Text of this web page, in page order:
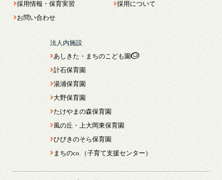
採用情報・保育実習
お問い合わせ
採用について
法人内施設
あしきた・まちのこども園
計石保育園
湯浦保育園
大野保育園
たけやまの森保育園
風の丘・上大岡東保育園
ひびきのそら保育園
まちのco.（子育て支援センター）